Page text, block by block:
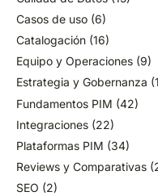
Casos de uso (6)
Catalogación (16)
Equipo y Operaciones (9)
Estrategia y Gobernanza
Fundamentos PIM (42)
Integraciones (22)
Plataformas PIM (34)
Reviews y Comparativas
SEO (2)